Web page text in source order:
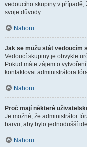
vedoucího skupiny v případě,
svoje důvody.
Nahoru
Jak se můžu stát vedoucím
Vedoucí skupiny je obvykle
Pokud máte zájem o
kontaktovat administrátora
Nahoru
Proč mají některé
Je možné, že administrátor
barvu, aby bylo jednodušší
Nahoru